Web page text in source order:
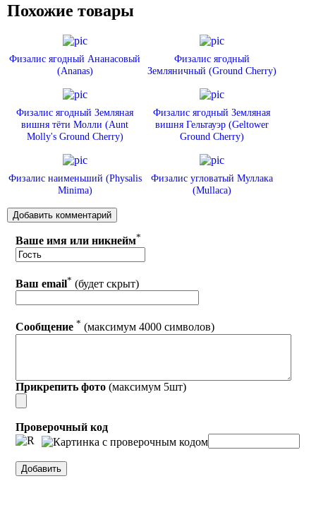
Похожие товары
Физалис ягодный Ананасовый
(Ananas)
Физалис ягодный
Земляничный (Ground Cherry)
Физалис ягодный Земляная
вишня тёти Молли (Aunt
Molly's Ground Cherry)
Физалис ягодный Земляная
вишня Гельтауэр (Geltower
Ground Cherry)
Физалис наименьший (Physalis
Minima)
Физалис угловатый Муллака
(Mullaca)
Ваше имя или никнейм*
Ваш email* (будет скрыт)
Сообщение * (максимум 4000 символов)
Прикрепить фото (максимум 5шт)
Проверочный код